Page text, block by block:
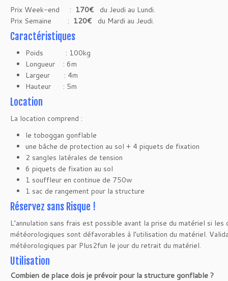
Prix Week-end : 170€ du Jeudi au Lundi.
Prix Semaine : 120€ du Mardi au Jeudi.
Caractéristiques
Poids : 100kg
Longueur : 6m
Largeur : 4m
Hauteur : 5m
Location
La location comprend :
le toboggan gonflable
une bâche de protection au sol + 4 piquets de fixation
2 sangles latérales de tension
6 piquets de fixation au sol
1 souffleur en continue de 750w
1 sac de rangement pour la structure
Réservez sans Risque !
L’annulation sans frais est possible avant la prise du matériel si les
météorologiques sont défavorables à l’utilisation du matériel.
météorologiques par Plus2fun le jour du retrait du matériel.
Utilisation
Combien de place dois je prévoir pour la structure gonflable ?